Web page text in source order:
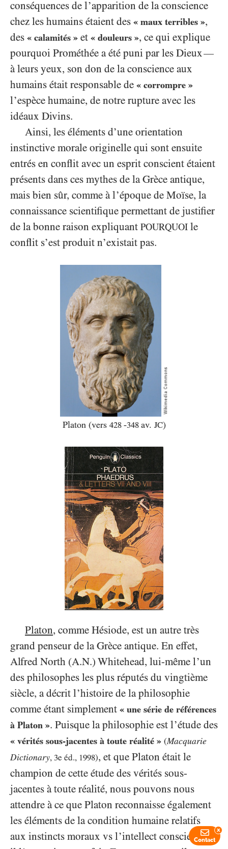
conséquences de l’apparition de la conscience
chez les humains étaient des « maux terribles »,
des « calamités » et « douleurs », ce qui explique
pourquoi Prométhée a été puni par les Dieux—
à leurs yeux, son don de la conscience aux
humains était responsable de « corrompre »
l’espèce humaine, de notre rupture avec les
idéaux Divins.
Ainsi, les éléments d’une orientation
instinctive morale originelle qui sont ensuite
entrés en conflit avec un esprit conscient étaient
présents dans ces mythes de la Grèce antique,
mais bien sûr, comme à l’époque de Moïse, la
connaissance scientifique permettant de justifier
de la bonne raison expliquant POURQUOI le
conflit s’est produit n’existait pas.
Platon (vers 428 -348 av. JC)
Platon, comme Hésiode, est un autre très
grand penseur de la Grèce antique. En effet,
Alfred North (A.N.) Whitehead, lui-même l’un
des philosophes les plus réputés du vingtième
siècle, a décrit l’histoire de la philosophie
comme étant simplement « une série de références
à Platon ». Puisque la philosophie est l’étude des
« vérités sous-jacentes à toute réalité » (Macquarie
Dictionary, 3e éd., 1998), et que Platon était le
champion de cette étude des vérités sous-
jacentes à toute réalité, nous pouvons nous
attendre à ce que Platon reconnaisse également
les éléments de la condition humaine relatifs
aux instincts moraux vs l’intellect conscient, et
Contact
x